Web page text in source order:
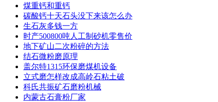
煤重钙和重钙
碳酸钙十天石头没下来该怎么办
生石灰多钱一方
时产500800吨人工制砂机零售价
地下矿山二次粉碎的方法
结石微粉磨原理
盖尔特1315环保磨煤机设备
立式磨怎样改成高岭石粘土破
科氏共振矿石磨粉机械
内蒙古石膏粉厂家